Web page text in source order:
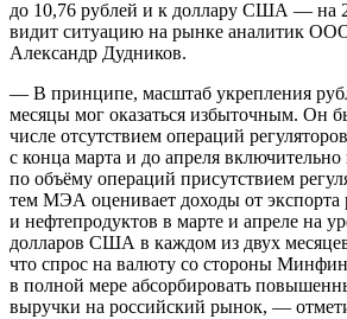
до 10,76 рублей и к доллару США — на
видит ситуацию на рынке аналитик
Александр Дудников.
— В принципе, масштаб укрепления
месяцы мог оказаться избыточным. Он
числе отсутствием операций
с конца марта и до апреля
по объёму операций присутствием
тем МЭА оценивает доходы от экспорта
и нефтепродуктов в марте и апреле на
долларов США в каждом из двух
что спрос на валюту со стороны
в полной мере абсорбировать
выручки на российский рынок, —